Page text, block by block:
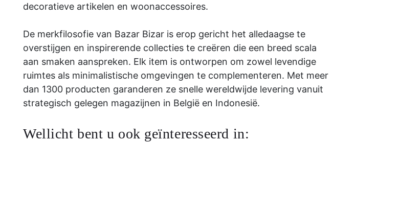
decoratieve artikelen en woonaccessoires.
De merkfilosofie van Bazar Bizar is erop gericht het alledaagse te
overstijgen en inspirerende collecties te creëren die een breed scala
aan smaken aanspreken. Elk item is ontworpen om zowel levendige
ruimtes als minimalistische omgevingen te complementeren. Met meer
dan 1300 producten garanderen ze snelle wereldwijde levering vanuit
strategisch gelegen magazijnen in België en Indonesië.
Wellicht bent u ook geïnteresseerd in: